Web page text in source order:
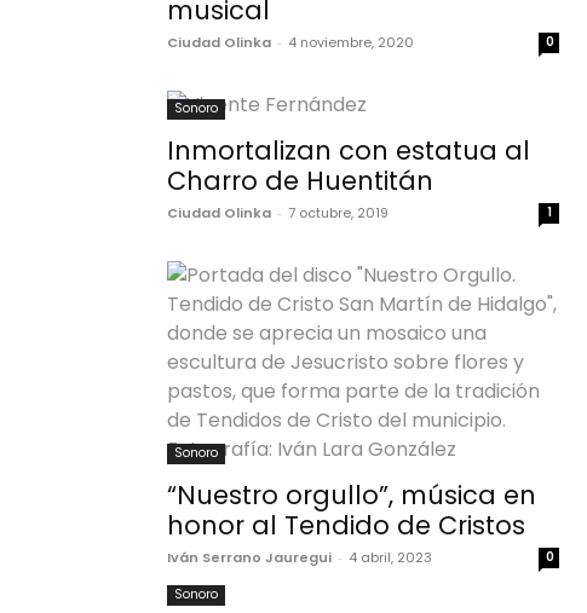
musical
Ciudad Olinka - 4 noviembre, 2020 0
Sonoro
Inmortalizan con estatua al
Charro de Huentitán
Ciudad Olinka - 7 octubre, 2019 1
Sonoro
“Nuestro orgullo”, música en
honor al Tendido de Cristos
Iván Serrano Jauregui - 4 abril, 2023 0
Sonoro